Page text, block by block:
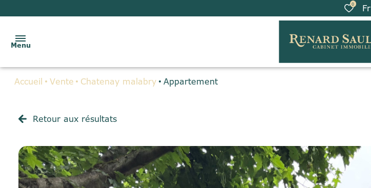
0 Fr
Menu
VENTES
BIENS
VENDUS
Accueil Vente Chatenay malabry Appartement
Retour aux résultats